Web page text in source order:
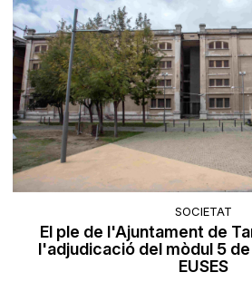
SOCIETAT
El ple de l'Ajuntament de
l'adjudicació del mòdul 5
EUSES